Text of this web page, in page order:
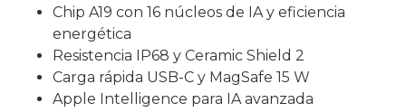
Chip A19 con 16 núcleos de IA y eficiencia
energética
Resistencia IP68 y Ceramic Shield 2
Carga rápida USB-C y MagSafe 15 W
Apple Intelligence para IA avanzada